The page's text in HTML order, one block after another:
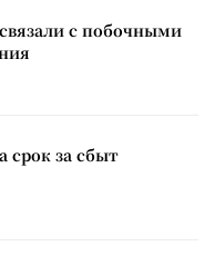
с побочными
срок за сбыт